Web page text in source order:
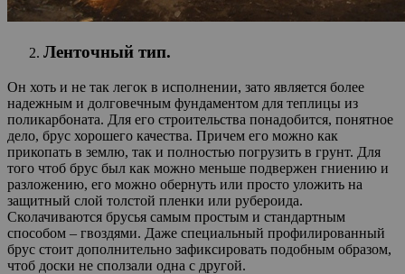
Ленточный тип.
Он хоть и не так легок в исполнении, зато является более
надежным и долговечным фундаментом для теплицы из
поликарбоната. Для его строительства понадобится, понятное
дело, брус хорошего качества. Причем его можно как
прикопать в землю, так и полностью погрузить в грунт. Для
того чтоб брус был как можно меньше подвержен гниению и
разложению, его можно обернуть или просто уложить на
защитный слой толстой пленки или рубероида.
Сколачиваются брусья самым простым и стандартным
способом – гвоздями. Даже специальный профилированный
брус стоит дополнительно зафиксировать подобным образом,
чтоб доски не сползали одна с другой.